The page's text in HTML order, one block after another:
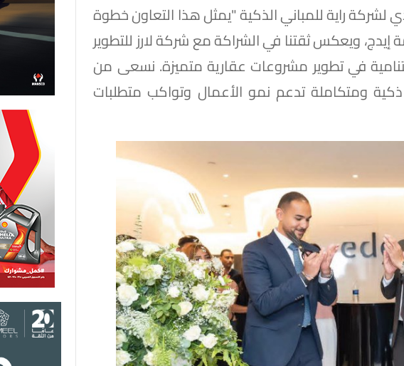
لشركة راية للمباني الذكية "يمثل هذا التعاون خطوة
ويعكس ثقتنا في الشراكة مع شركة لارز للتطوير
في تطوير مشروعات عقارية متميزة. نسعى من
ومتكاملة تدعم نمو الأعمال وتواكب متطلبات